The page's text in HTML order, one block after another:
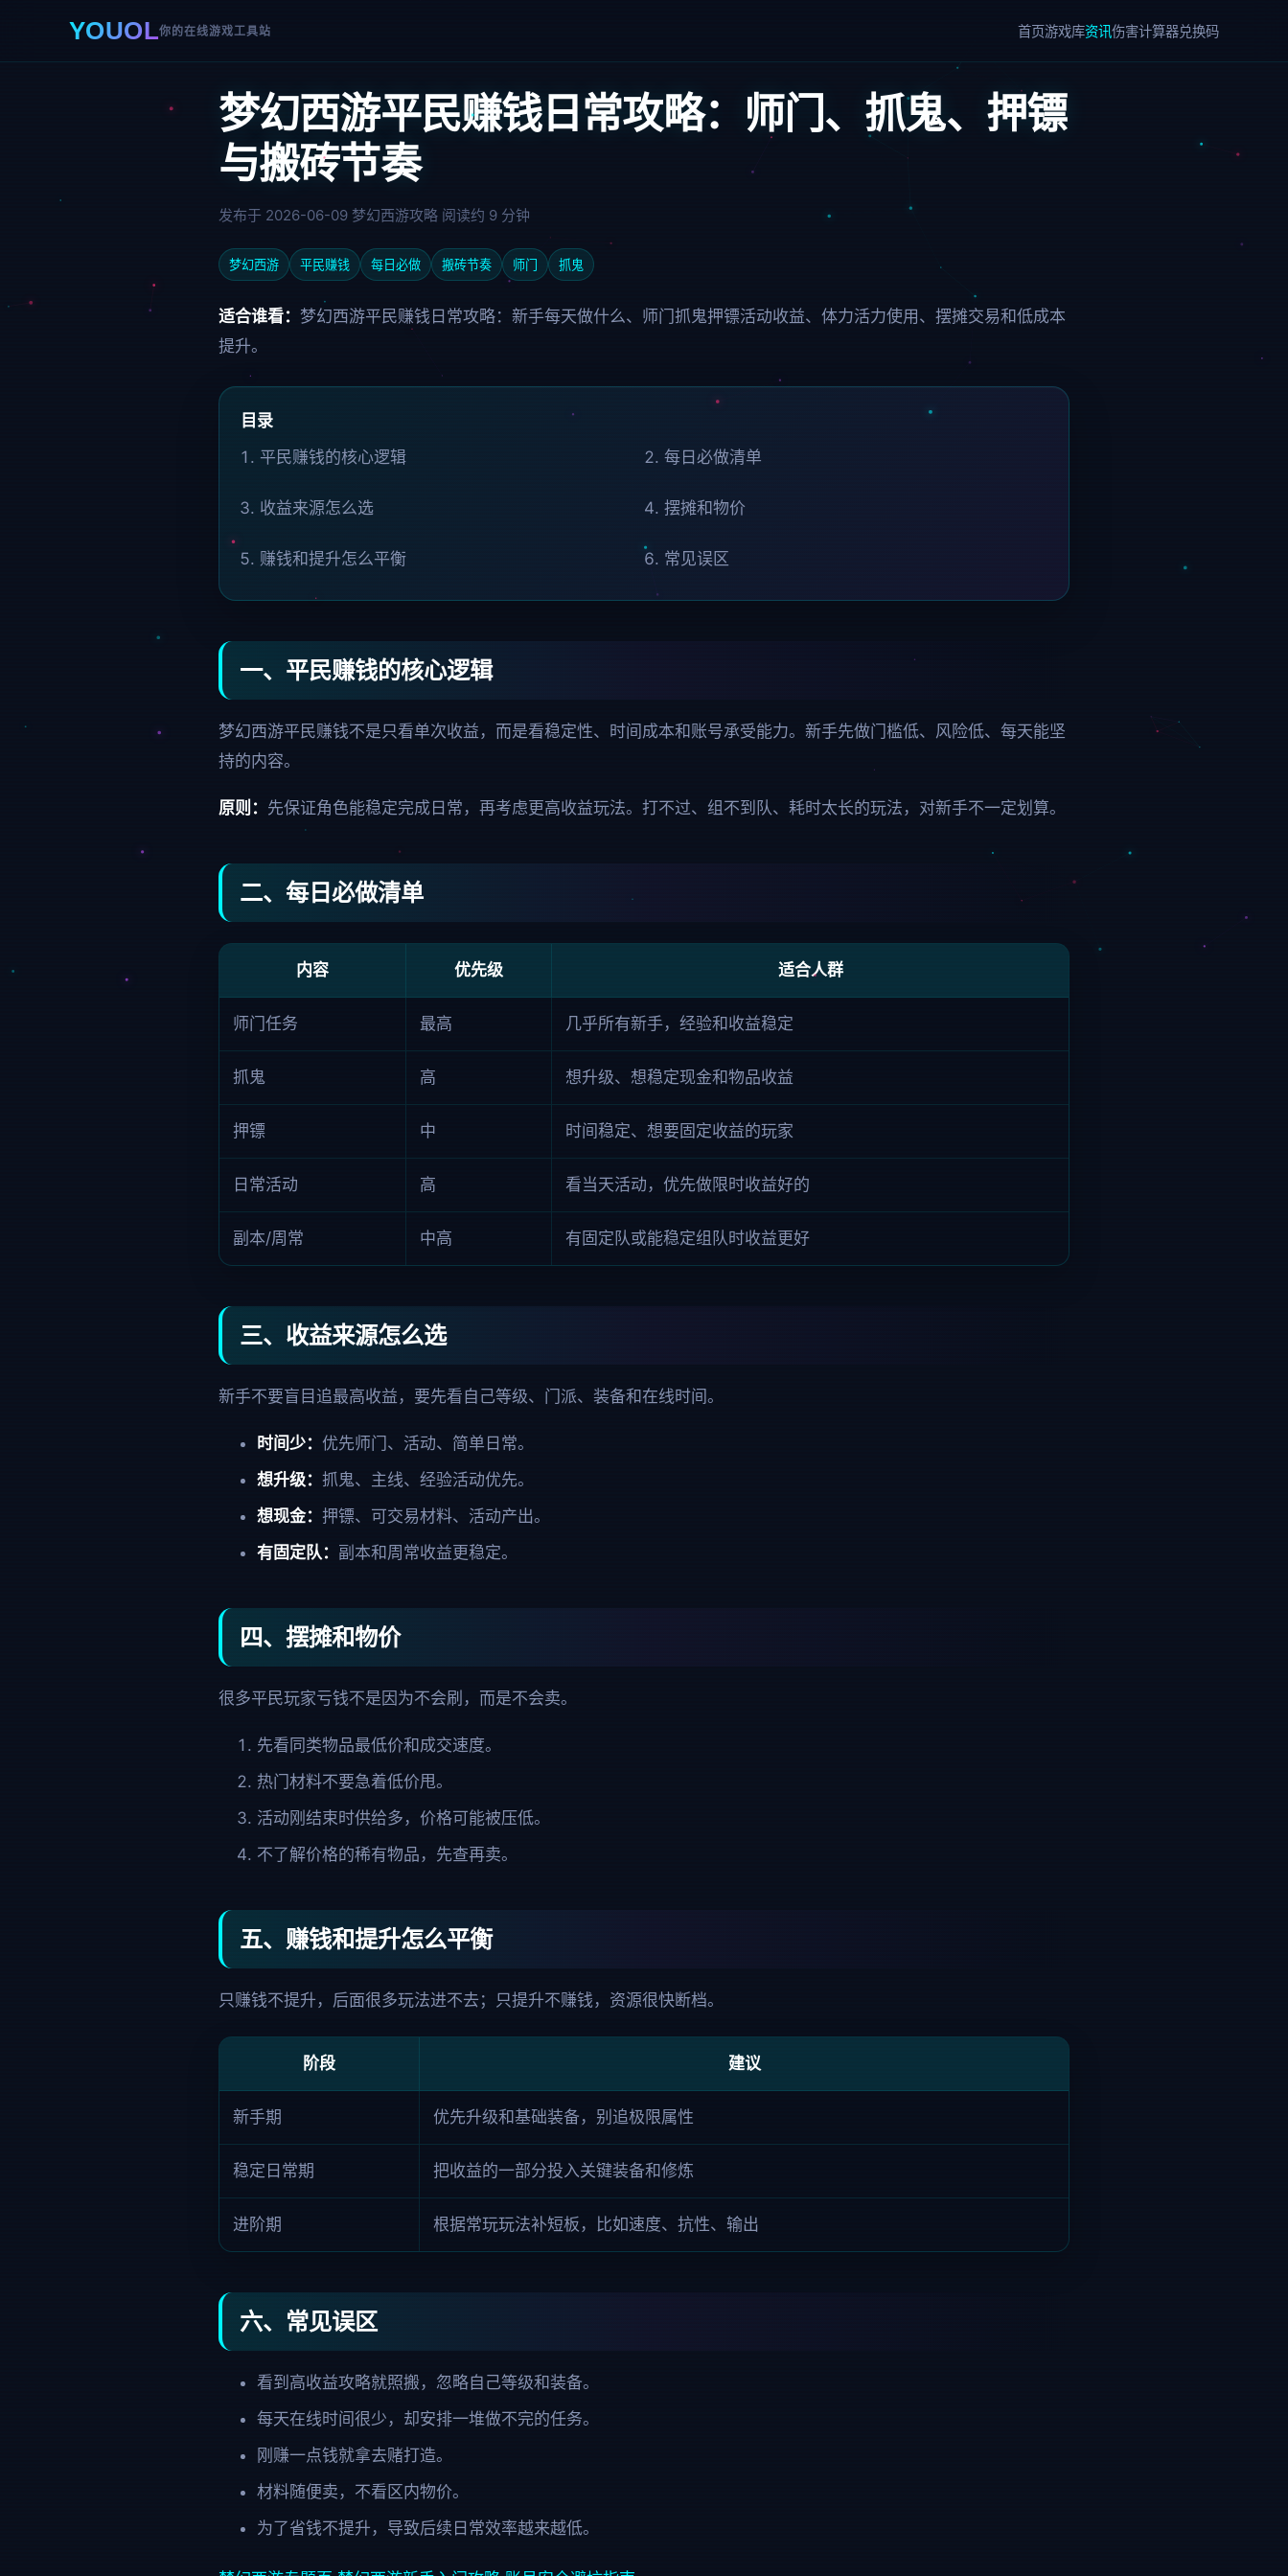
YOUOL你的在线游戏工具站 首页游戏库资讯伤害计算器兑换码
梦幻西游平民赚钱日常攻略：师门、抓鬼、押镖
与搬砖节奏
发布于 2026-06-09 梦幻西游攻略 阅读约 9 分钟
梦幻西游 平民赚钱 每日必做 搬砖节奏 师门 抓鬼
适合谁看： 梦幻西游平民赚钱日常攻略：新手每天做什么、师门抓鬼押镖活动收益、体力活力使用、摆摊交易和低成本
提升。
目录
平民赚钱的核心逻辑
每日必做清单
收益来源怎么选 摆摊和物价
赚钱和提升怎么平衡 常见误区
一、平民赚钱的核心逻辑
梦幻西游平民赚钱不是只看单次收益，而是看稳定性、时间成本和账号承受能力。新手先做门槛低、风险低、每天能坚
持的内容。
原则： 先保证角色能稳定完成日常，再考虑更高收益玩法。打不过、组不到队、耗时太长的玩法，对新手不一定划算。
二、每日必做清单
内容 优先级 适合人群
师门任务 最高 几乎所有新手，经验和收益稳定
抓鬼 高 想升级、想稳定现金和物品收益
押镖 中 时间稳定、想要固定收益的玩家
日常活动 高 看当天活动，优先做限时收益好的
副本/周常 中高 有固定队或能稳定组队时收益更好
三、收益来源怎么选
新手不要盲目追最高收益，要先看自己等级、门派、装备和在线时间。
时间少： 优先师门、活动、简单日常。
想升级： 抓鬼、主线、经验活动优先。
想现金： 押镖、可交易材料、活动产出。
有固定队： 副本和周常收益更稳定。
四、摆摊和物价
很多平民玩家亏钱不是因为不会刷，而是不会卖。
先看同类物品最低价和成交速度。
热门材料不要急着低价甩。
活动刚结束时供给多，价格可能被压低。
不了解价格的稀有物品，先查再卖。
五、赚钱和提升怎么平衡
只赚钱不提升，后面很多玩法进不去；只提升不赚钱，资源很快断档。
阶段 建议
新手期 优先升级和基础装备，别追极限属性
稳定日常期 把收益的一部分投入关键装备和修炼
进阶期 根据常玩玩法补短板，比如速度、抗性、输出
六、常见误区
看到高收益攻略就照搬，忽略自己等级和装备。
每天在线时间很少，却安排一堆做不完的任务。
刚赚一点钱就拿去赌打造。
材料随便卖，不看区内物价。
为了省钱不提升，导致后续日常效率越来越低。